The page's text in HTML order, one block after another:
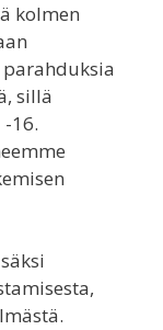
kolmen
sillä
16.